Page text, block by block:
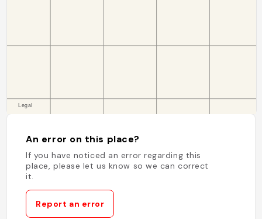
An error on this place?
If you have noticed an error regarding this
place, please let us know so we can correct
it.
Report an error